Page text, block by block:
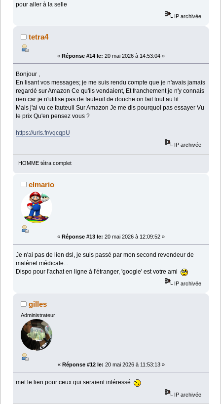
pour aller à la selle
IP archivée
tetra4
« Réponse #14 le: 20 mai 2026 à 14:53:04 »
Bonjour ,
En lisant vos messages; je me suis rendu compte que je n'avais jamais
regardé sur Amazon Ce qu'ils vendaient, Et franchement je n'y connais
rien car je n'utilise pas de fauteuil de douche on fait tout au lit.
Mais j'ai vu ce fauteuil Sur Amazon Je me dis pourquoi pas essayer Vu
le prix Qu'en pensez vous ?
https://urls.fr/vqcqpU
IP archivée
HOMME tétra complet
elmario
« Réponse #13 le: 20 mai 2026 à 12:09:52 »
Je n'ai pas de lien dsl, je suis passé par mon second revendeur de
matériel médicale...
Dispo pour l'achat en ligne à l'étranger, 'google' est votre ami
IP archivée
gilles
Administrateur
« Réponse #12 le: 20 mai 2026 à 11:53:13 »
met le lien pour ceux qui seraient intéressé.
IP archivée